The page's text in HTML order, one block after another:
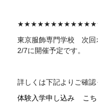
東京服飾専門学校 次回
2/7に開催予定です。
詳しくは下記よりご確認
体験入学申し込み こち